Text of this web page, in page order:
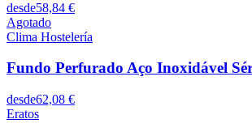
desde58,84 €
Agotado
Clima Hostelería
Fundo Perfurado Aço Inoxidável
desde62,08 €
Eratos